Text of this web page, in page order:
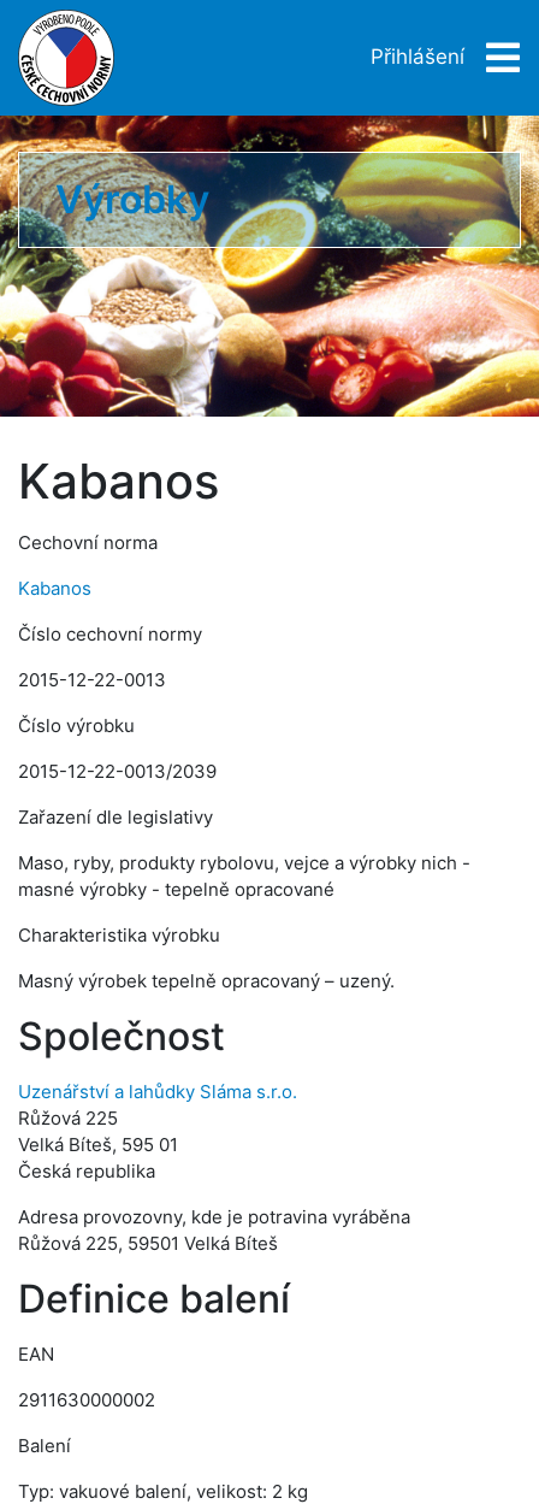
Přihlášení
Výrobky
Kabanos
Cechovní norma
Kabanos
Číslo cechovní normy
2015-12-22-0013
Číslo výrobku
2015-12-22-0013/2039
Zařazení dle legislativy
Maso, ryby, produkty rybolovu, vejce a výrobky nich -
masné výrobky - tepelně opracované
Charakteristika výrobku
Masný výrobek tepelně opracovaný – uzený.
Společnost
Uzenářství a lahůdky Sláma s.r.o.
Růžová 225
Velká Bíteš, 595 01
Česká republika
Adresa provozovny, kde je potravina vyráběna
Růžová 225, 59501 Velká Bíteš
Definice balení
EAN
2911630000002
Balení
Typ: vakuové balení, velikost: 2 kg